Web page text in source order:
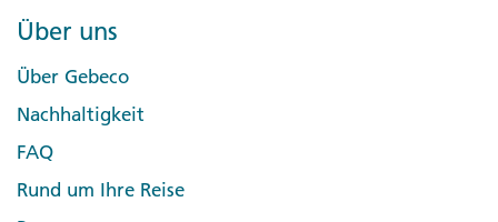
Über uns
Über Gebeco
Nachhaltigkeit
FAQ
Rund um Ihre Reise